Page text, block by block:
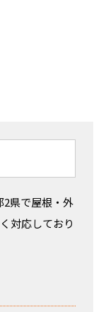
2県で屋根・外
対応しており